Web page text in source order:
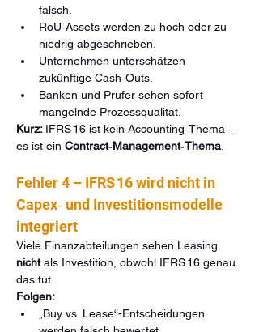
falsch.
RoU‑Assets werden zu hoch oder zu
niedrig abgeschrieben.
Unternehmen unterschätzen
zukünftige Cash‑Outs.
Banken und Prüfer sehen sofort
mangelnde Prozessqualität.
Kurz: IFRS 16 ist kein Accounting‑Thema –
es ist ein Contract‑Management‑Thema
Fehler 4 – IFRS 16 wird nicht in
Capex‑ und Investitionsmodelle
integriert
Viele Finanzabteilungen sehen Leasing
nicht als Investition, obwohl IFRS 16 genau
das tut.
Folgen:
„Buy vs. Lease“-Entscheidungen